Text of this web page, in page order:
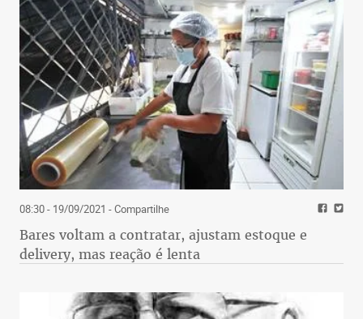
08:30 - 19/09/2021 - Compartilhe
Bares voltam a contratar, ajustam estoque e
delivery, mas reação é lenta